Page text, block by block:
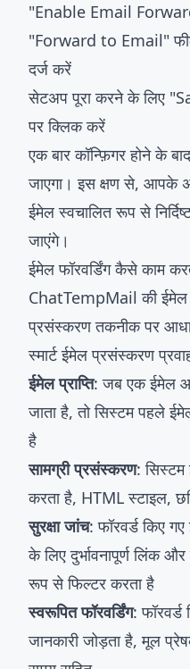
"Enable Email
"Forward to Email"
दर्ज करें
सेटअप पूरा करने के लिए
पर क्लिक करें
एक बार कॉन्फ़िगर होने के
जाएगा। इस क्षण से, आपके
ईमेल स्वचालित रूप से
जाएंगे।
ईमेल फॉरवर्डिंग कैसे काम
ChatTempMail की ईमेल
प्रसंस्करण तकनीक पर
स्मार्ट ईमेल प्रसंस्करण
ईमेल प्राप्ति: जब एक ईमेल
जाता है, तो सिस्टम पहले
है
सामग्री प्रसंस्करण: सिस्टम
करता है, HTML स्टाइल,
सुरक्षा जांच: फॉरवर्ड किए
के लिए दुर्भावनापूर्ण लिंक
रूप से फिल्टर करता है
स्वरूपित फॉरवर्डिंग:
जानकारी जोड़ता है, मूल